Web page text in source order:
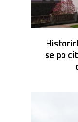
se po